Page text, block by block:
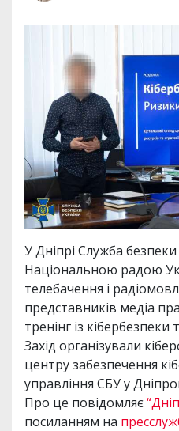
У Дніпрі Служба безпеки
Національною радою
телебачення і
представників медіа
тренінг із
Захід організували
центру забезпечення
управління СБУ у
Про це повідомляє
посиланням на